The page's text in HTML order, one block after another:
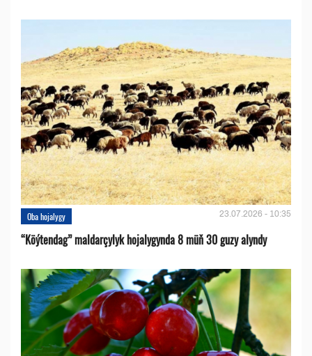
Oba hojalygy 23.07.2026 - 10:35
“Köýtendag” maldarçylyk hojalygynda 8 müň 30 guzy alyndy